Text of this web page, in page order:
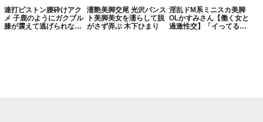
高身長美脚OL編 vol.02 ス
ラリとしたパンスト美脚
と美尻を揉みしだかれて
挟まれる肉棒！美脚を駆
使してチポをイジメるお
姉さま達！！
連打ピストン腰砕けアク
メ 子鹿のようにガクブル
膝が震えて逃げられない
濡艶美脚交尾 光沢パンス
ト美脚美女を濡らして脱
がさず弄ぶ 木下ひまり
淫乱ドM系ミニスカ美脚
OLかすみさん【働く女と
過激性交】「イってるの